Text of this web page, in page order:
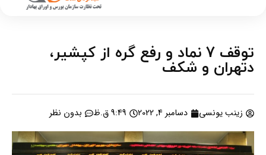
توقف 7 نماد و رفع گره از کپشیر،
دتهران و شکف
زینب یونسی دسامبر 4, 2022 9:49 ق.ظ بدون نظر